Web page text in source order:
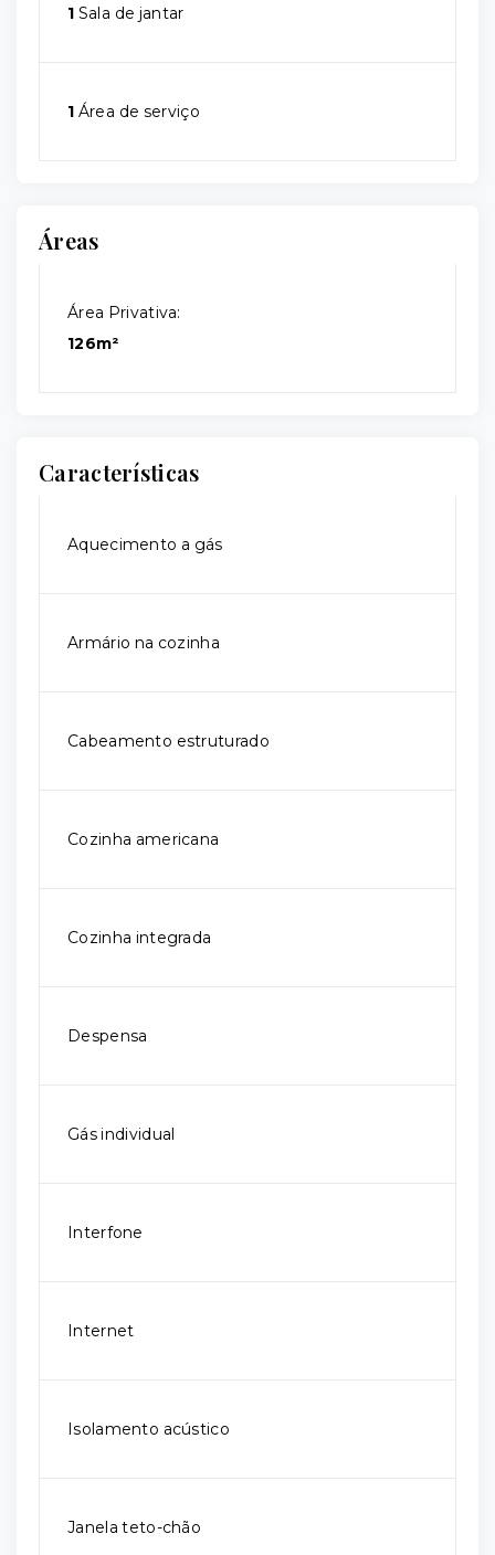
1 Sala de jantar
1 Área de serviço
Áreas
Área Privativa:
126m²
Características
Aquecimento a gás
Armário na cozinha
Cabeamento estruturado
Cozinha americana
Cozinha integrada
Despensa
Gás individual
Interfone
Internet
Isolamento acústico
Janela teto-chão